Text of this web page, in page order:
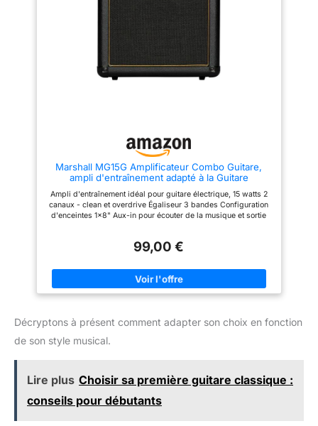
puissance Adapté aux tons
blues, métal ou Fender clairs, il
autres pour les sessions
nocturnes ou les espaces
permet de profiter de votre
musique sans limites Profitez
de la tranquillité d'esprit avec la
d'excellence Cet ampli incarne
fournir aux musiciens les outils
Marshall MG15G Amplificateur Combo Guitare,
ampli d'entraînement adapté à la Guitare
Ampli d'entraînement idéal pour guitare électrique, 15 watts 2
canaux - clean et overdrive Égaliseur 3 bandes Configuration
d'enceintes 1x8" Aux-in pour écouter de la musique et sortie
99,00 €
Décryptons à présent comment adapter son choix en fonction
de son style musical.
Lire plus Choisir sa première guitare classique :
conseils pour débutants